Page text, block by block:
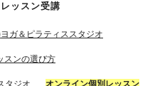
ッスン受講
ガ＆ピラティススタジオ
スンの選び方